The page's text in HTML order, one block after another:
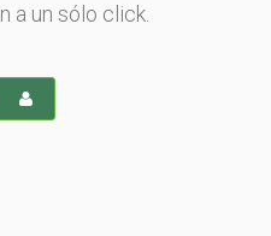
a un sólo click.